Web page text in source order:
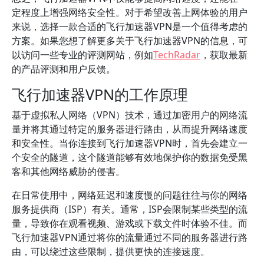
定程度上增强网络安全性。对于希望改善上网体验的用户
来说，选择一款合适的飞行加速器VPN是一个值得考虑的
方案。如果您想了解更多关于飞行加速器VPN的信息，可
以访问一些专业的评测网站，例如TechRadar ，获取最新
的产品评测和用户反馈。
飞行加速器VPN的工作原理
基于虚拟私人网络（VPN）技术，通过加密用户的网络流
量并将其通过特定的服务器进行路由，从而提升网络速度
和安全性。当你连接到飞行加速器VPN时，首先会建立一
个安全的隧道，这个隧道能够有效地保护你的数据免受黑
客和其他网络威胁的侵害。
在日常使用中，网络延迟和速度慢的问题往往与你的网络
服务提供商（ISP）有关。通常，ISP会限制某些类型的流
量，导致你在观看视频、游戏或下载文件时体验不佳。而
飞行加速器VPN通过将你的流量通过不同的服务器进行路
由，可以绕过这些限制，提供更快的连接速度。